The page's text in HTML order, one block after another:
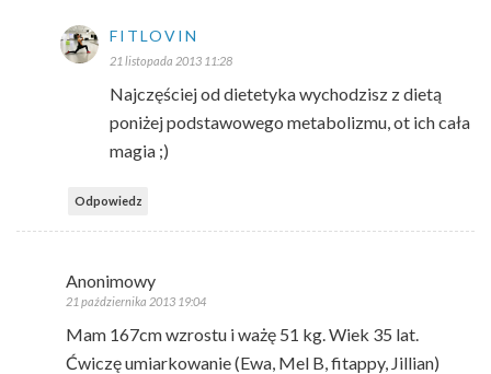
FITLOVIN
21 listopada 2013 11:28
Najczęściej od dietetyka wychodzisz z dietą
poniżej podstawowego metabolizmu, ot ich cała
magia ;)
Odpowiedz
Anonimowy
21 października 2013 19:04
Mam 167cm wzrostu i ważę 51 kg. Wiek 35 lat.
Ćwiczę umiarkowanie (Ewa, Mel B, fitappy, Jillian)